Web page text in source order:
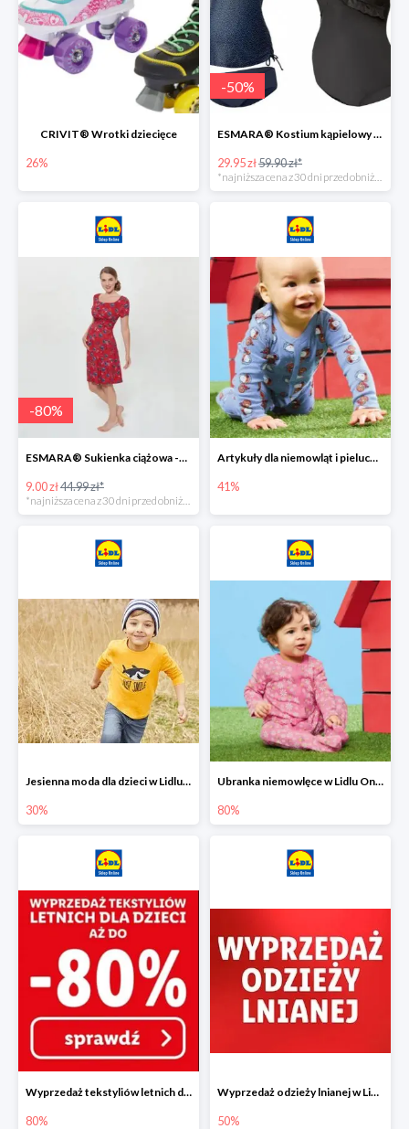
CRIVIT® Wrotki dziecięce
26%
-50%
ESMARA® Kostium kąpielowy ciążowy lub tankini ciążowe -50%
29.95 zł59.90 zł*
-80%
ESMARA® Sukienka ciążowa -79%
9.00 zł44.99 zł*
Artykuły dla niemowląt i pieluchy w Lidlu Online do -41%
41%
Jesienna moda dla dzieci w Lidlu Online do -30%
30%
Ubranka niemowlęce w Lidlu Online do -80%
80%
Wyprzedaż tekstyliów letnich dla dzieci w Lidlu Online do -80%
80%
Wyprzedaż odzieży lnianej w Lidlu Online do -50%
50%